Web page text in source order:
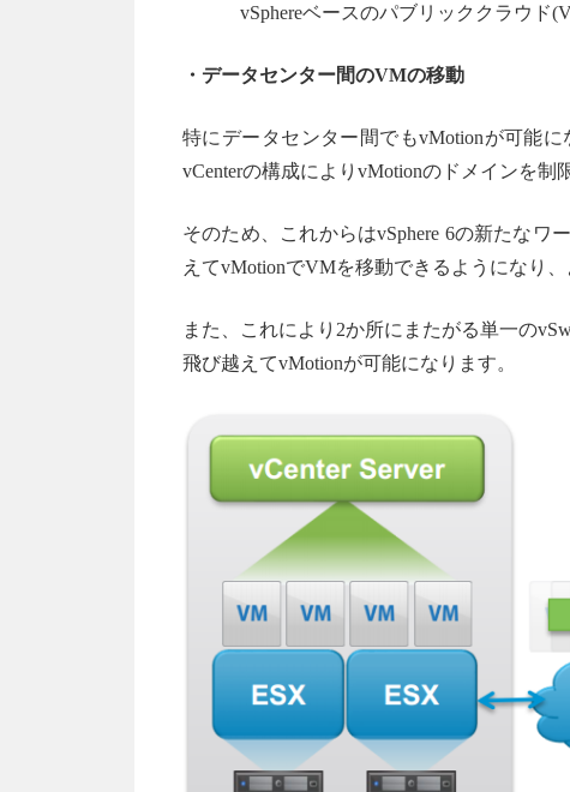
vSphereベースのパブリッククラウド
・データセンター間のVMの移動
特にデータセンター間でもvMotionが可能
vCenterの構成によりvMotionのドメインを制
そのため、これからはvSphere 6の新たなワ
えてvMotionでVMを移動できるようになり
また、これにより2か所にまたがる単一の
飛び越えてvMotionが可能になります。